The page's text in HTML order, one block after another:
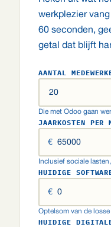
werkplezier
60 seconden,
getal dat blijft
AANTAL
Die met Odoo gaan
JAARKOSTEN PER
€
Inclusief sociale
HUIDIGE
€
Optelsom van de
HUIDIGE